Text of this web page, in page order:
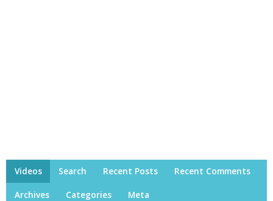
Videos Search Recent Posts Recent Comments
Archives Categories Meta